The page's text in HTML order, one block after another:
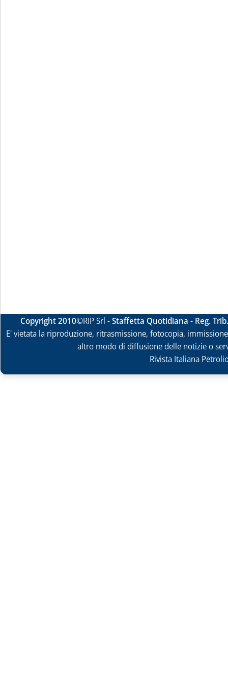
Copyright 2010©RIP Srl -Staffetta Quotidiana - Reg.
E' vietata la riproduzione, ritrasmissione, fotocopia,
altro modo di diffusione delle notizie o
Rivista Italiana